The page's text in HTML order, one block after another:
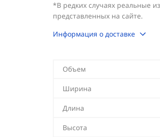
*В редких случаях реальные
представленных на сайте.
Информация о доставке
Объем
Ширина
Длина
Высота